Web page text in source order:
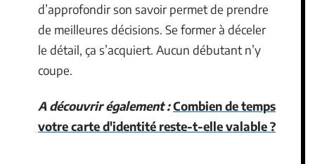
d’approfondir son savoir permet de prendre
de meilleures décisions. Se former à déceler
le détail, ça s’acquiert. Aucun débutant n’y
coupe.
A découvrir également :Combien de temps
votre carte d'identité reste-t-elle valable ?